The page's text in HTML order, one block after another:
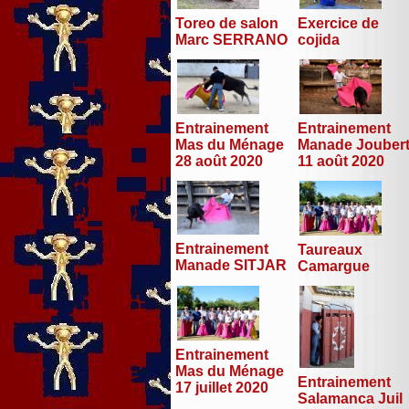
Toreo de salon
Marc SERRANO
Exercice de
cojida
Entrainement
Mas du Ménage
28 août 2020
Entrainement
Manade Joubert
11 août 2020
Entrainement
Manade SITJAR
Taureaux
Camargue
Entrainement
Mas du Ménage
17 juillet 2020
Entrainement
Salamanca Juil